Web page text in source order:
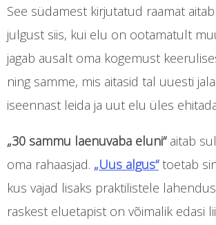
See südamest kirjutatud raamat
julgust siis, kui elu on ootamatult
jagab ausalt oma kogemust
ning samme, mis aitasid tal uuesti
iseennast leida ja uut elu üles
„30 sammu laenuvaba eluni“aitab
oma rahaasjad. „Uus algus“toetab
kus vajad lisaks praktilistele
raskest eluetapist on võimalik edasi